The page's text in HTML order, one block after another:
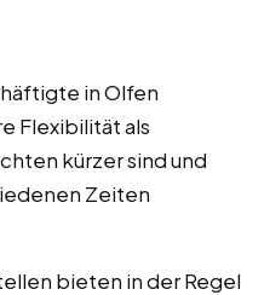
in Olfen
Flexibilität als
kürzer sind und
Zeiten
bieten in der Regel